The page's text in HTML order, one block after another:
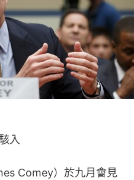
入
Comey）於九月會見